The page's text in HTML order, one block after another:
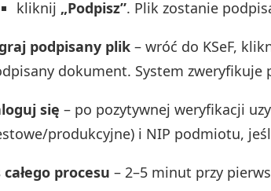
kliknij „Podpisz”. Plik zostanie
podpisany plik – wróć do KSeF,
dokument. System zweryfikuje
się – po pozytywnej weryfikacji
produkcyjne) i NIP podmiotu,
całego procesu – 2–5 minut przy